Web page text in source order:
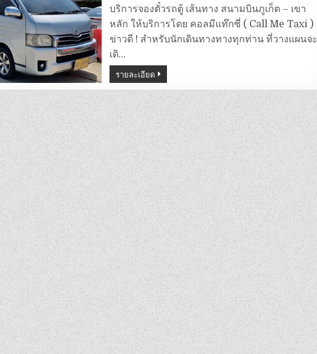
ตู้
สนาม
บิน
ภูเก็ต
–
เขา
บริการจองตั๋วรถตู้ เส้นทาง สนามบินภูเก็ต – เขา
หลัก ให้บริการโดย คอลมีแท๊กซี่ ( Call Me Taxi )
ข่าวดี ! สำหรับนักเดินทางทางทุกท่าน ที่วางแผนจะ
เดิ…
รายละเอียด